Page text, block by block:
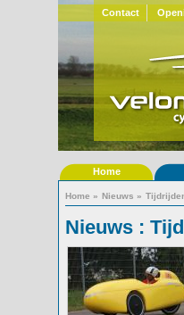
Contact
Home
Home » Nieuws »
Nieuws :